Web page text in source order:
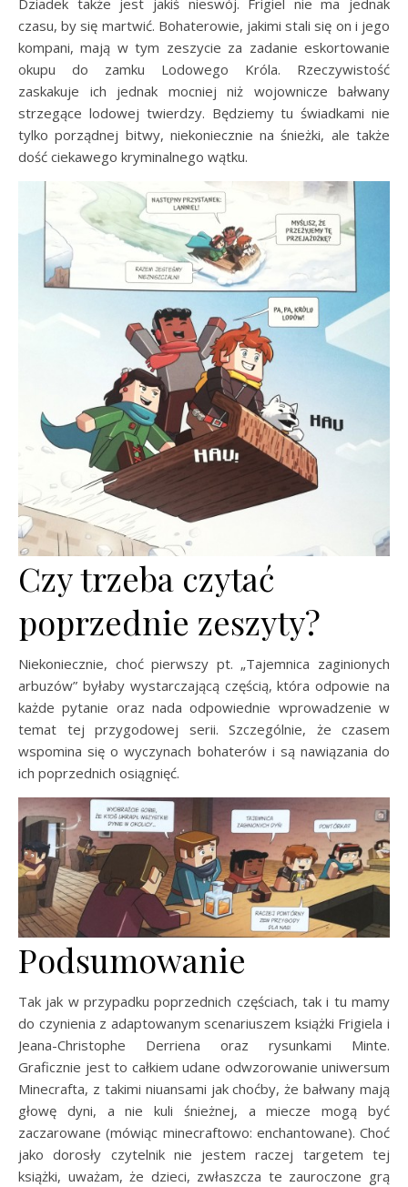
czasu, by się martwić. Bohaterowie, jakimi stali się on i jego
kompani, mają w tym zeszycie za zadanie eskortowanie
okupu do zamku Lodowego Króla. Rzeczywistość
zaskakuje ich jednak mocniej niż wojownicze bałwany
strzegące lodowej twierdzy. Będziemy tu świadkami nie
tylko porządnej bitwy, niekoniecznie na śnieżki, ale także
dość ciekawego kryminalnego wątku.
Czy trzeba czytać
poprzednie zeszyty?
Niekoniecznie, choć pierwszy pt. „Tajemnica zaginionych
arbuzów” byłaby wystarczającą częścią, która odpowie na
każde pytanie oraz nada odpowiednie wprowadzenie w
temat tej przygodowej serii. Szczególnie, że czasem
wspomina się o wyczynach bohaterów i są nawiązania do
ich poprzednich osiągnięć.
Podsumowanie
Tak jak w przypadku poprzednich częściach, tak i tu mamy
do czynienia z adaptowanym scenariuszem książki Frigiela i
Jeana-Christophe Derriena oraz rysunkami Minte.
Graficznie jest to całkiem udane odwzorowanie uniwersum
Minecrafta, z takimi niuansami jak choćby, że bałwany mają
głowę dyni, a nie kuli śnieżnej, a miecze mogą być
zaczarowane (mówiąc minecraftowo: enchantowane). Choć
jako dorosły czytelnik nie jestem raczej targetem tej
książki, uważam, że dzieci, zwłaszcza te zauroczone grą